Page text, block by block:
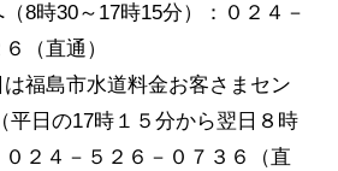
8時30～17時15分）：０２４－
（直通）
福島市水道料金お客さまセン
平日の17時１５分から翌日８時
０２４－５２６－０７３６（直